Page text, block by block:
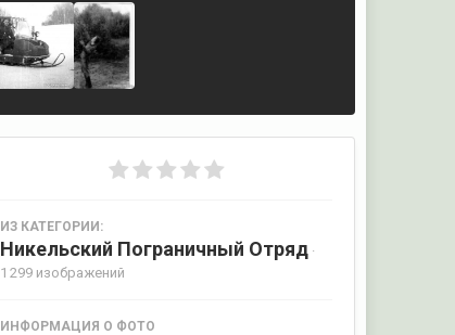
ИЗ КАТЕГОРИИ:
Никельский Пограничный Отряд ·
1 299 изображений
ИНФОРМАЦИЯ О ФОТО